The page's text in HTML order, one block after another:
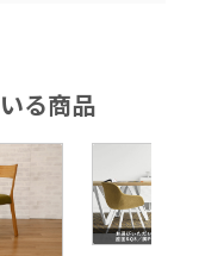
る商品